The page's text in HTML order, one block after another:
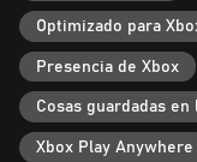
Optimizado para
Presencia de Xbox
Cosas guardadas en
Xbox Play Anywhere